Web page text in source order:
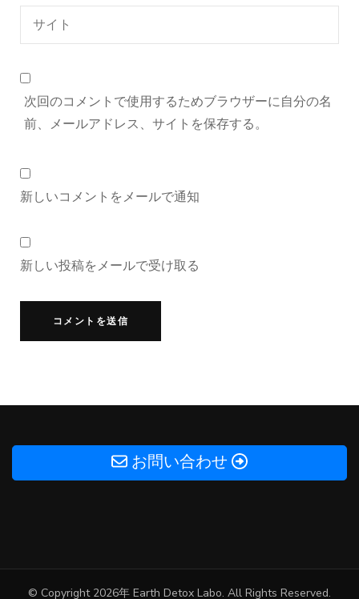
次回のコメントで使用するためブラウザーに自分の名
前、メールアドレス、サイトを保存する。
新しいコメントをメールで通知
新しい投稿をメールで受け取る
お問い合わせ
© Copyright 2026年 Earth Detox Labo. All Rights Reserved.